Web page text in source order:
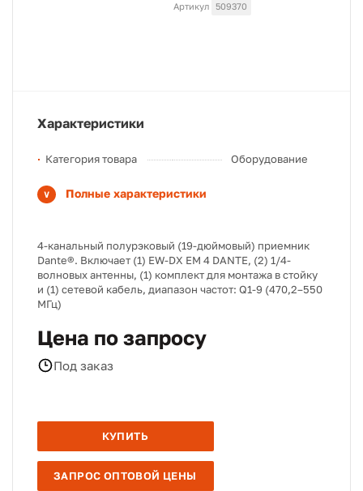
Артикул 509370
Характеристики
Категория товара Оборудование
Полные характеристики
4-канальный полурэковый (19-дюймовый) приемник
Dante®. Включает (1) EW-DX EM 4 DANTE, (2) 1/4-
волновых антенны, (1) комплект для монтажа в стойку
и (1) сетевой кабель, диапазон частот: Q1-9 (470,2–550
МГц)
Цена по запросу
Под заказ
КУПИТЬ
ЗАПРОС ОПТОВОЙ ЦЕНЫ